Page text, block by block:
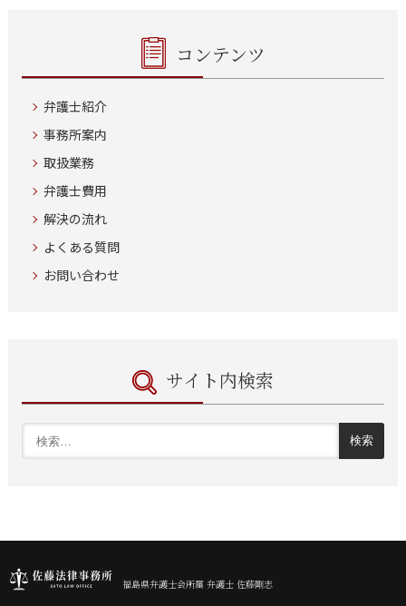
コンテンツ
弁護士紹介
事務所案内
取扱業務
弁護士費用
解決の流れ
よくある質問
お問い合わせ
サイト内検索
福島県弁護士会所属 弁護士 佐藤剛志